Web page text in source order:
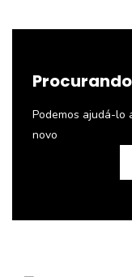
Podemos ajudá-lo
novo